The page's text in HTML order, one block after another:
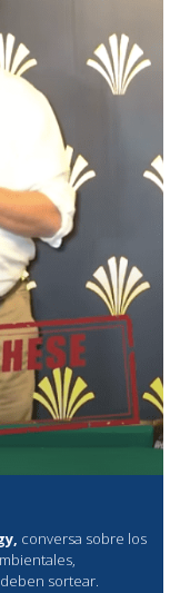
conversa sobre los
sortear.